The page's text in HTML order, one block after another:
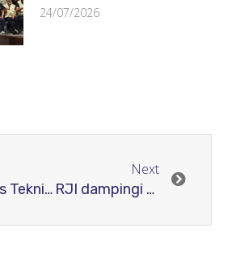
24/07/2026
Fakultas Teknik Universitas Krisnadwipayana Gandeng Relawan Jurnal Indonesia (RJI) Jakarta
Next
RJI dampingi Journal Komunika BPSDMP Kominfo Surabaya